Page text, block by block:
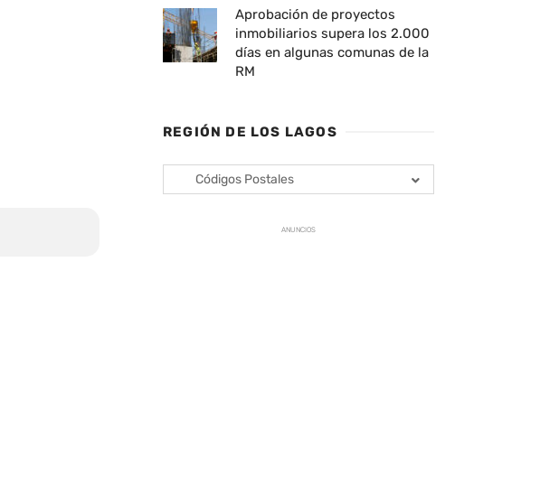
Aprobación de proyectos
inmobiliarios supera los 2.000
días en algunas comunas de la
RM
REGIÓN DE LOS LAGOS
Códigos Postales
ANUNCIOS